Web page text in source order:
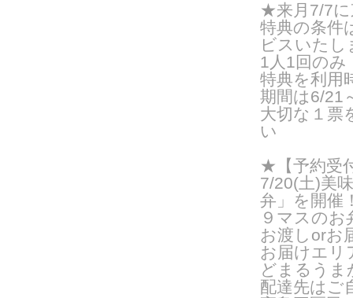
★来月7/7に
特典の条件
ビスいたし
1人1回の
特典を利用
期間は6/21
大切な１票
い
★【予約受
7/20(土)美
弁」を開催
９マスの
お渡し orお
お届けエリ
どまるうま
配達先はご